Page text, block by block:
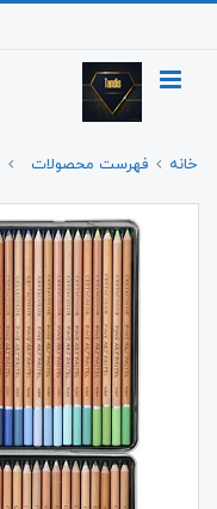
خانه فهرست محصولات